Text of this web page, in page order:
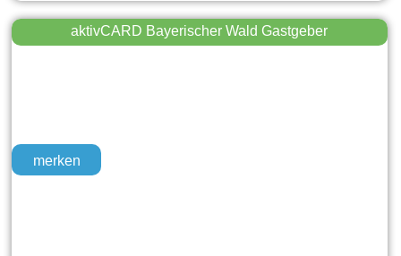
merken
aktivCARD Bayerischer Wald Gastgeber